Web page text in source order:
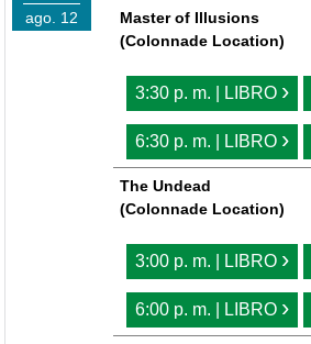
ago. 12
Master of Illusions
(Colonnade Location)
3:30 p. m. | LIBRO ›
6:30 p. m. | LIBRO ›
The Undead
(Colonnade Location)
3:00 p. m. | LIBRO ›
6:00 p. m. | LIBRO ›